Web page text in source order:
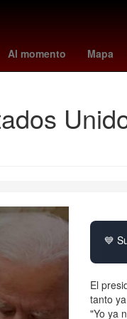
Al momento Mapa
2025 Erick Pulgar
💙
El
tanto
"Yo ya